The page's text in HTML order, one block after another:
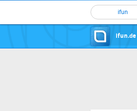
ifun
ifun.de